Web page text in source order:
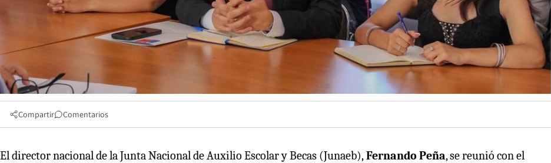
Compartir Comentarios
El director nacional de la Junta Nacional de Auxilio Escolar y Becas (Junaeb),Fernando Peña, se reunió con el